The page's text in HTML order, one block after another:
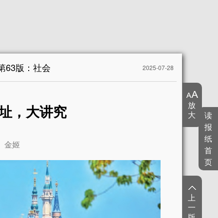
63版：社会 2025-07-28
，大讲究
金姬
放
大
上
一
读
报
纸
首
页